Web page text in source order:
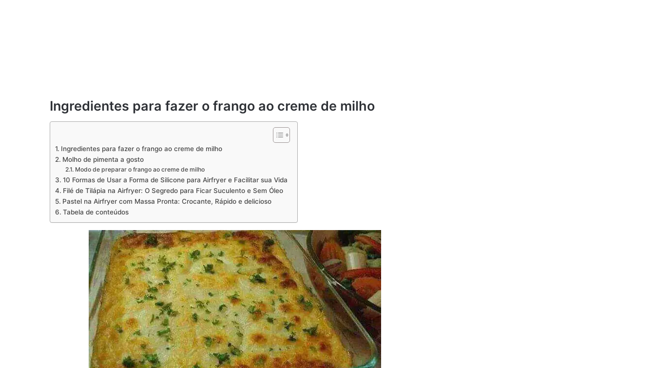
Ingredientes para fazer o frango ao creme de milho
Ingredientes para fazer o frango ao creme de milho
Molho de pimenta a gosto
Modo de preparar o frango ao creme de milho
10 Formas de Usar a Forma de Silicone para Airfryer e Facilitar sua Vida
Filé de Tilápia na Airfryer: O Segredo para Ficar Suculento e Sem Óleo
Pastel na Airfryer com Massa Pronta: Crocante, Rápido e delicioso
Tabela de conteúdos